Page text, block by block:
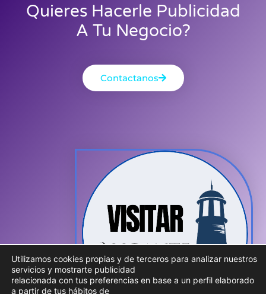
Quieres Hacerle Publicidad
A Tu Negocio?
Contactanos
Utilizamos cookies propias y de terceros para analizar nuestros
servicios y mostrarte publicidad
relacionada con tus preferencias en base a un perfil elaborado
a partir de tus hábitos de